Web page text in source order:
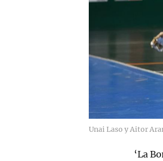
Unai Laso y Aitor
‘La